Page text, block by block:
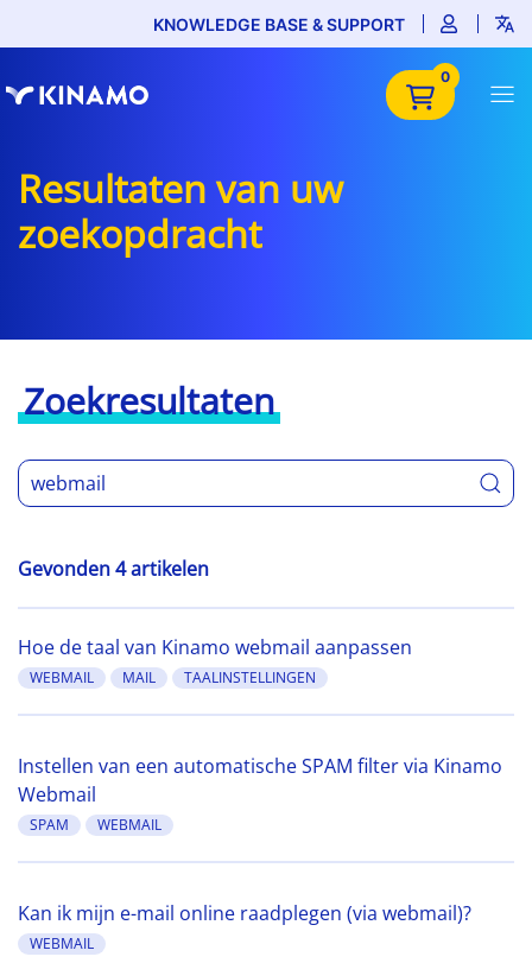
KNOWLEDGE BASE & SUPPORT
0
Resultaten van uw
zoekopdracht
Zoekresultaten
Gevonden 4 artikelen
Hoe de taal van Kinamo webmail aanpassen
WEBMAIL MAIL TAALINSTELLINGEN
Instellen van een automatische SPAM filter via Kinamo
Webmail
SPAM WEBMAIL
Kan ik mijn e-mail online raadplegen (via webmail)?
WEBMAIL